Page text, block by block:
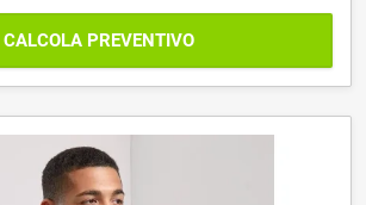
CALCOLA PREVENTIVO